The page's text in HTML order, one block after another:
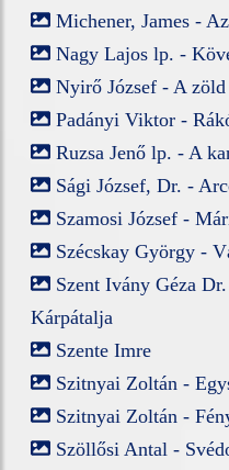
Michener, James -
Nagy Lajos lp. -
Nyirő József - A
Padányi Viktor -
Ruzsa Jenő lp. - A
Sági József, Dr. -
Szamosi József -
Szécskay György -
Szent Ivány Géza
Kárpátalja
Szente Imre
Szitnyai Zoltán -
Szitnyai Zoltán -
Szöllősi Antal -